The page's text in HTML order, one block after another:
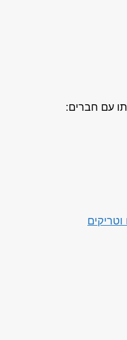
עם חברים:
וטריקים